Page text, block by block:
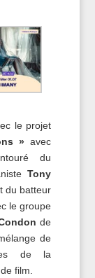
le projet
» avec
du
Tony
du batteur
le groupe
de
de
de la
film.